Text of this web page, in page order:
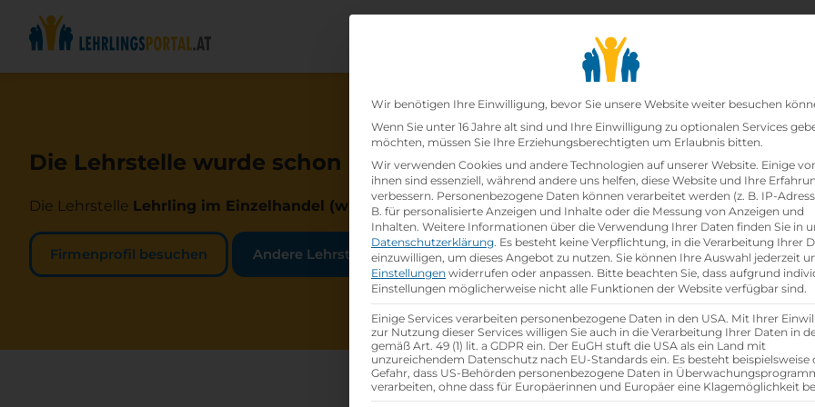
Lehrbetriebesearch
Die Lehrstelle wurde schon besetzt!
Die Lehrstelle Lehrling im Einzelhandel (w /m /d)beiLidl Österreich GmbHist schonbesetzt.
Firmenprofil besuchen Andere Lehrstelle suchen
Datenschutz-
Wir benötigen Ihre Einwilligung, bevor Sie unsere Website weiter besuchen
Wenn Sie unter 16 Jahre alt sind und Ihre Einwilligung zu optionalen Services
möchten, müssen Sie Ihre Erziehungsberechtigten um Erlaubnis bitten.
Wir verwenden Cookies und andere Technologien auf unserer Website. Einige
ihnen sind essenziell, während andere uns helfen, diese Website und Ihre
verbessern. Personenbezogene Daten können verarbeitet werden (z. B. IP-
B. für personalisierte Anzeigen und Inhalte oder die Messung von Anzeigen und
Inhalten. Weitere Informationen über die Verwendung Ihrer Daten finden Sie in
Datenschutzerklärung. Es besteht keine Verpflichtung, in die Verarbeitung Ihrer
einzuwilligen, um dieses Angebot zu nutzen. Sie können Ihre Auswahl jederzeit
Einstellungen widerrufen oder anpassen. Bitte beachten Sie, dass aufgrund
Einstellungen möglicherweise nicht alle Funktionen der Website verfügbar sind.
Einige Services verarbeiten personenbezogene Daten in den USA. Mit Ihrer
zur Nutzung dieser Services willigen Sie auch in die Verarbeitung Ihrer Daten in
gemäß Art. 49 (1) lit. a GDPR ein. Der EuGH stuft die USA als ein Land mit
unzureichendem Datenschutz nach EU-Standards ein. Es besteht beispielsweise
Gefahr, dass US-Behörden personenbezogene Daten in
verarbeiten, ohne dass für Europäerinnen und Europäer eine Klagemöglichkeit